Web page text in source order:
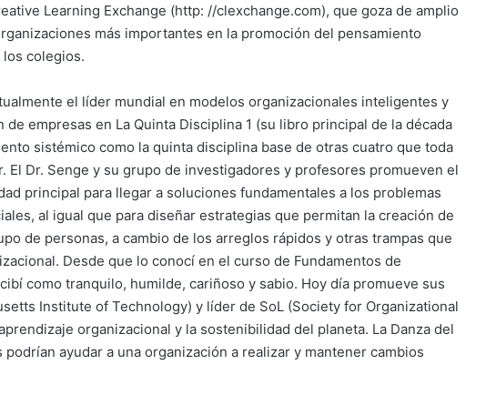
Learning Exchange (http: //clexchange.com), que goza de amplio
más importantes en la promoción del pensamiento
colegios.
el líder mundial en modelos organizacionales inteligentes y
empresas en La Quinta Disciplina 1 (su libro principal de la década
sistémico como la quinta disciplina base de otras cuatro que toda
El Dr. Senge y su grupo de investigadores y profesores promueven el
principal para llegar a soluciones fundamentales a los problemas
al igual que para diseñar estrategias que permitan la creación de
de personas, a cambio de los arreglos rápidos y otras trampas que
Desde que lo conocí en el curso de Fundamentos de
como tranquilo, humilde, cariñoso y sabio. Hoy día promueve sus
Institute of Technology) y líder de SoL (Society for Organizational
organizacional y la sostenibilidad del planeta. La Danza del
ayudar a una organización a realizar y mantener cambios